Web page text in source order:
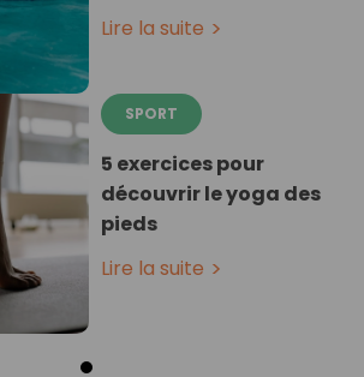
Lire la suite
SPORT
5 exercices pour
découvrir le yoga des
pieds
Lire la suite